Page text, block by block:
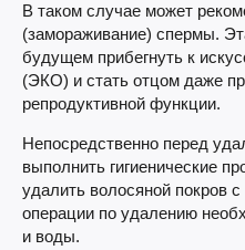
В таком случае может
(замораживание) спермы.
будущем прибегнуть к
(ЭКО) и стать отцом даже
репродуктивной функции.
Непосредственно перед
выполнить гигиенические
удалить волосяной покров
операции по удалению
и воды.